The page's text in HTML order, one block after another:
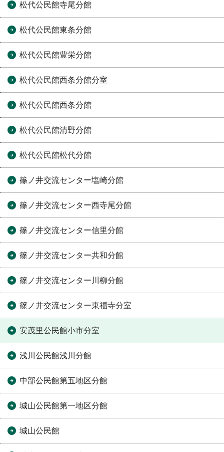
松代公民館寺尾分館
松代公民館東条分館
松代公民館豊栄分館
松代公民館西条分館分室
松代公民館西条分館
松代公民館清野分館
松代公民館松代分館
篠ノ井交流センター塩崎分館
篠ノ井交流センター西寺尾分館
篠ノ井交流センター信里分館
篠ノ井交流センター共和分館
篠ノ井交流センター川柳分館
篠ノ井交流センター東福寺分室
安茂里公民館小市分室
浅川公民館浅川分館
中部公民館第五地区分館
城山公民館第一地区分館
城山公民館